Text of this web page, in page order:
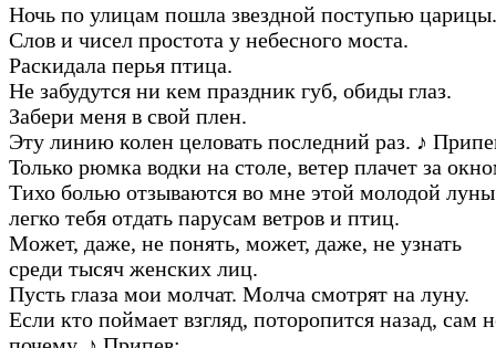
Ночь по улицам пошла звездной поступью царицы.
Слов и чисел простота у небесного моста.
Раскидала перья птица.
Не забудутся ни кем праздник губ, обиды глаз.
Забери меня в свой плен.
Эту линию колен целовать последний раз. ♪
Только рюмка водки на столе, ветер плачет за
Тихо болью отзываются во мне этой молодой
легко тебя отдать парусам ветров и птиц.
Может, даже, не понять, может, даже, не узнать
среди тысяч женских лиц.
Пусть глаза мои молчат. Молча смотрят на луну.
Если кто поймает взгляд, поторопится назад, сам